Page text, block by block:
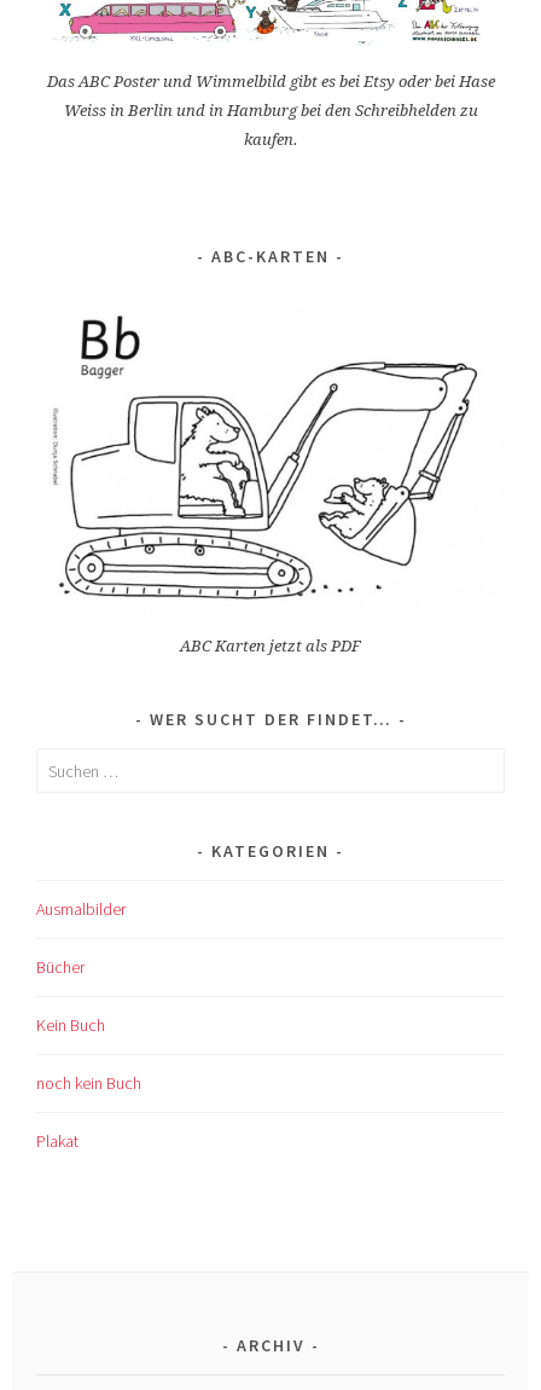
Das ABC Poster und Wimmelbild gibt es bei Etsy oder bei Hase
Weiss in Berlin und in Hamburg bei den Schreibhelden zu
kaufen.
ABC-KARTEN
ABC Karten jetzt als PDF
WER SUCHT DER FINDET…
Suchen
KATEGORIEN
Ausmalbilder
Bücher
Kein Buch
noch kein Buch
Plakat
ARCHIV